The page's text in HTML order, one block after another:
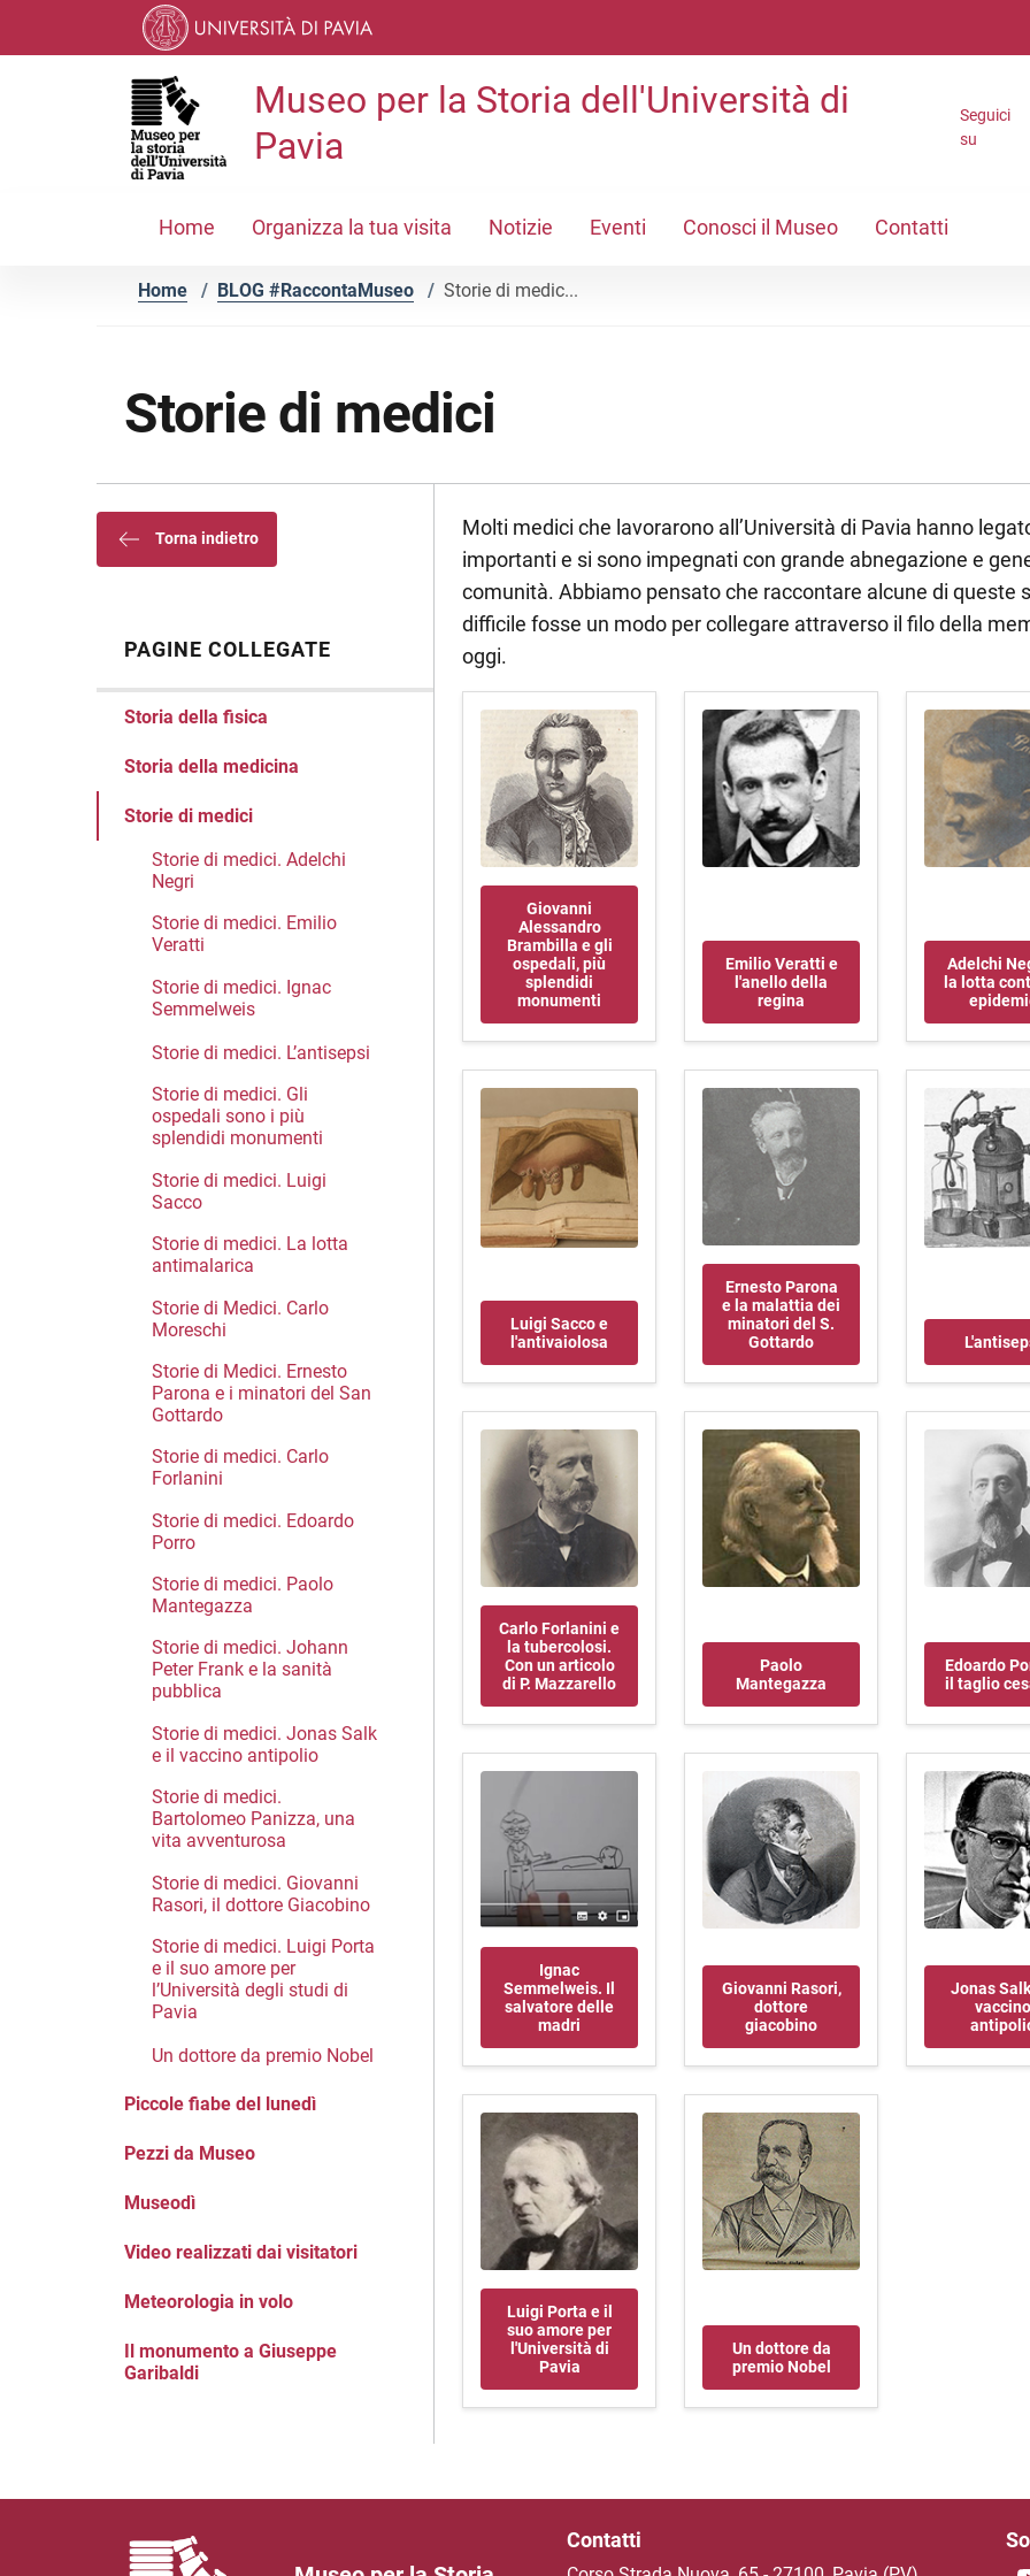
Vai al menu di navigazione
Museo per la Storia dell'Università di
Pavia
Seguici
su
Home Organizza la tua visita Notizie Eventi Conosci il Museo Contatti
Home / BLOG #RaccontaMuseo / Storie di medic...
Storie di medici
Torna indietro
PAGINE COLLEGATE
Storia della fisica
Storia della medicina
Storie di medici
Storie di medici. Adelchi
Negri
Storie di medici. Emilio
Veratti
Storie di medici. Ignac
Semmelweis
Storie di medici. L’antisepsi
Storie di medici. Gli
ospedali sono i più
splendidi monumenti
Storie di medici. Luigi
Sacco
Storie di medici. La lotta
antimalarica
Storie di Medici. Carlo
Moreschi
Storie di Medici. Ernesto
Parona e i minatori del San
Gottardo
Storie di medici. Carlo
Forlanini
Storie di medici. Edoardo
Porro
Storie di medici. Paolo
Mantegazza
Storie di medici. Johann
Peter Frank e la sanità
pubblica
Storie di medici. Jonas Salk
e il vaccino antipolio
Storie di medici.
Bartolomeo Panizza, una
vita avventurosa
Storie di medici. Giovanni
Rasori, il dottore Giacobino
Storie di medici. Luigi Porta
e il suo amore per
l’Università degli studi di
Pavia
Un dottore da premio Nobel
Piccole fiabe del lunedì
Pezzi da Museo
Museodì
Video realizzati dai visitatori
Meteorologia in volo
Il monumento a Giuseppe
Garibaldi
Molti medici che lavorarono all’Università di Pavia hanno
importanti e si sono impegnati con grande abnegazione e
comunità. Abbiamo pensato che raccontare alcune di queste
difficile fosse un modo per collegare attraverso il filo della
oggi.
Giovanni
Alessandro
Brambilla e gli
ospedali, più
splendidi
monumenti
Emilio Veratti e
l'anello della
regina
Adelchi
la lotta
Luigi Sacco e
l'antivaiolosa
Ernesto Parona
e la malattia dei
minatori del S.
Gottardo
Carlo Forlanini e
la tubercolosi.
Con un articolo
di P. Mazzarello
Paolo
Mantegazza
Edoardo
il taglio
Ignac
Semmelweis. Il
salvatore delle
madri
Giovanni Rasori,
dottore
giacobino
Jonas Salk
vaccino
Luigi Porta e il
suo amore per
l'Università di
Pavia
Un dottore da
premio Nobel
Contatti